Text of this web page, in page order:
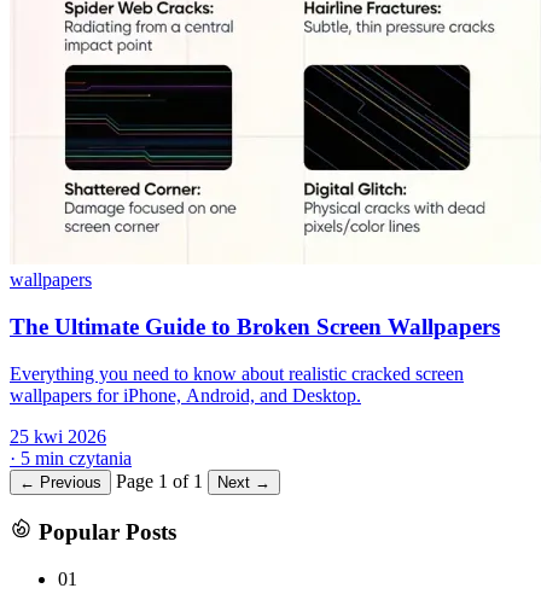
wallpapers
The Ultimate Guide to Broken Screen Wallpapers
Everything you need to know about realistic cracked screen
wallpapers for iPhone, Android, and Desktop.
25 kwi 2026
· 5 min czytania
← Previous Page 1 of 1 Next →
Popular Posts
01